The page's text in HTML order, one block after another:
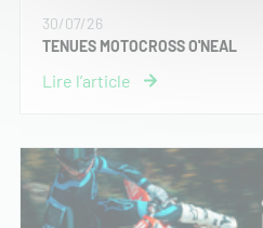
30/07/26
TENUES MOTOCROSS O'NEAL